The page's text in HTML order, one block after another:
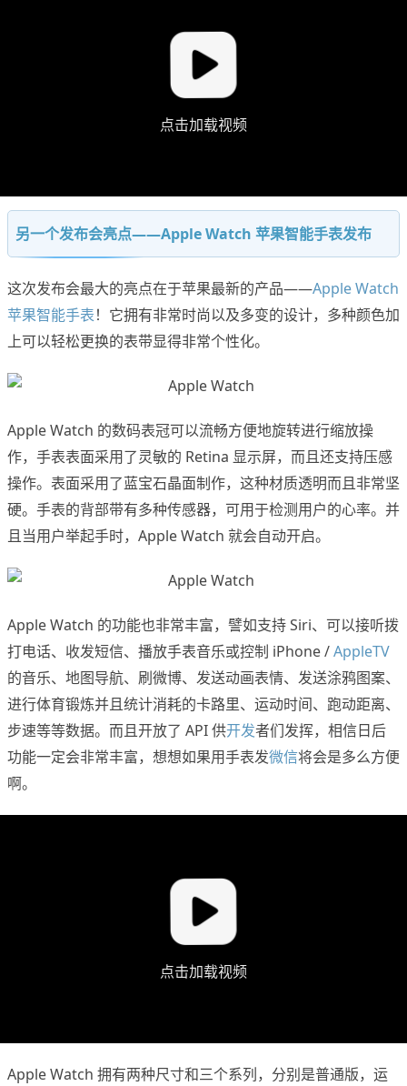
点击加载视频
另一个发布会亮点——Apple Watch 苹果智能手表发布
这次发布会最大的亮点在于苹果最新的产品——Apple Watch
苹果智能手表！它拥有非常时尚以及多变的设计，多种颜色加
上可以轻松更换的表带显得非常个性化。
Apple Watch 的数码表冠可以流畅方便地旋转进行缩放操
作，手表表面采用了灵敏的 Retina 显示屏，而且还支持压感
操作。表面采用了蓝宝石晶面制作，这种材质透明而且非常坚
硬。手表的背部带有多种传感器，可用于检测用户的心率。并
且当用户举起手时，Apple Watch 就会自动开启。
Apple Watch 的功能也非常丰富，譬如支持 Siri、可以接听拨
打电话、收发短信、播放手表音乐或控制 iPhone /AppleTV
的音乐、地图导航、刷微博、发送动画表情、发送涂鸦图案、
进行体育锻炼并且统计消耗的卡路里、运动时间、跑动距离、
步速等等数据。而且开放了 API 供开发者们发挥，相信日后
功能一定会非常丰富，想想如果用手表发微信将会是多么方便
啊。
点击加载视频
Apple Watch 拥有两种尺寸和三个系列，分别是普通版，运